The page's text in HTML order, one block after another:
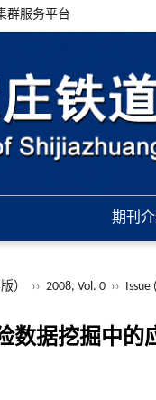
群服务平台
期刊
） ›› 2008, Vol. 0 ›› Issue
数据挖掘中的